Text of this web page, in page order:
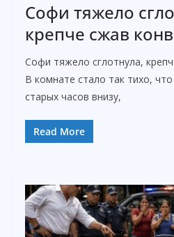
Софи тяжело
крепче сжав
Софи тяжело сглотнула,
В комнате стало так тихо,
старых часов внизу,
Read More